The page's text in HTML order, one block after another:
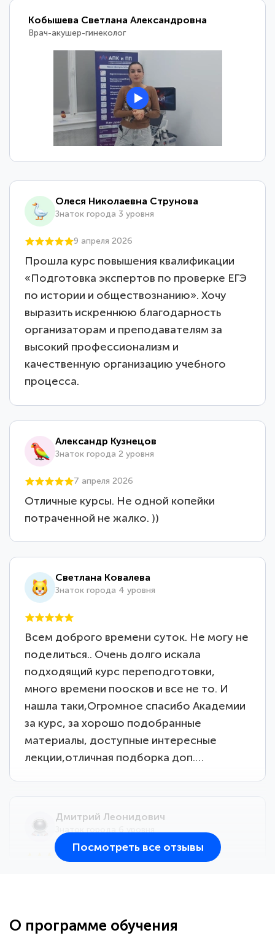
Терешкевич Алексей Игоревич
Врач-уролог-анестезиолог-реаниматолог
Олеся Николаевна Струнова
Знаток города 3 уровня
9 апреля 2026
Прошла курс повышения квалификации
«Подготовка экспертов по проверке ЕГЭ
по истории и обществознанию». Хочу
выразить искреннюю благодарность
организаторам и преподавателям за
высокий профессионализм и
качественную организацию учебного
процесса.
Александр Кузнецов
Знаток города 2 уровня
7 апреля 2026
Отличные курсы. Не одной копейки
потраченной не жалко. ))
Светлана Ковалева
Знаток города 4 уровня
Всем доброго времени суток. Не могу не
поделиться.. Очень долго искала
подходящий курс переподготовки,
много времени поосков и все не то. И
нашла таки,Огромное спасибо Академии
за курс, за хорошо подобранные
материалы, доступные интересные
лекции,отличная подборка доп.…
Дмитрий Леонидович
большое количество методических
Посмотреть все отзывы
О программе обучения